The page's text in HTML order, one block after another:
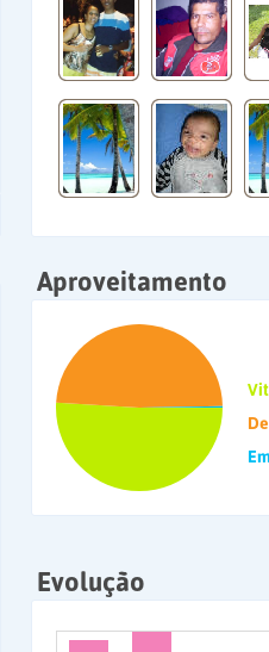
Aproveitamento
Evolução